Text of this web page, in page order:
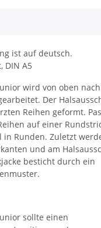
ist auf deutsch.
DIN A5
wird von oben
Der
Reihen geformt.
auf einer
in Runden. Zuletzt
und am
besticht durch ein
sollte einen